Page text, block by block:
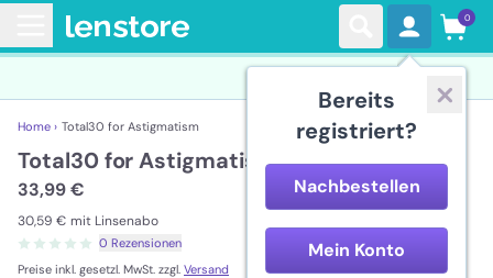
Bereits
registriert?
Nachbestellen
Mein Konto
0
Home › Total30 for Astigmatism
Total30 for Astigmatism
33,99 €
30,59 € mit Linsenabo
0 Rezensionen
Preise inkl. gesetzl. MwSt. zzgl. Versand